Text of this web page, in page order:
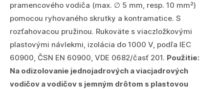
pramencového vodiča (max. ∅ 5 mm, resp. 10 mm²)
pomocou ryhovaného skrutky a kontramatice. S
rozťahovacou pružinou. Rukoväte s viaczložkovými
plastovými návlekmi, izolácia do 1000 V, podľa IEC
60900, ČSN EN 60900, VDE 0682/časť 201. Použitie:
Na odizolovanie jednojadrových a viacjadrových
vodičov a vodičov s jemným drôtom s plastovou